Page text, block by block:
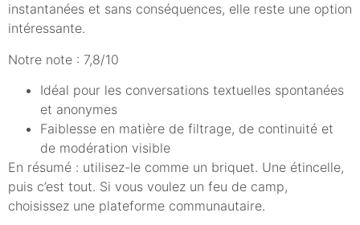
instantanées et sans conséquences, elle reste une option
intéressante.
Notre note : 7,8/10
Idéal pour les conversations textuelles spontanées
et anonymes
Faiblesse en matière de filtrage, de continuité et
de modération visible
En résumé : utilisez-le comme un briquet. Une étincelle,
puis c’est tout. Si vous voulez un feu de camp,
choisissez une plateforme communautaire.